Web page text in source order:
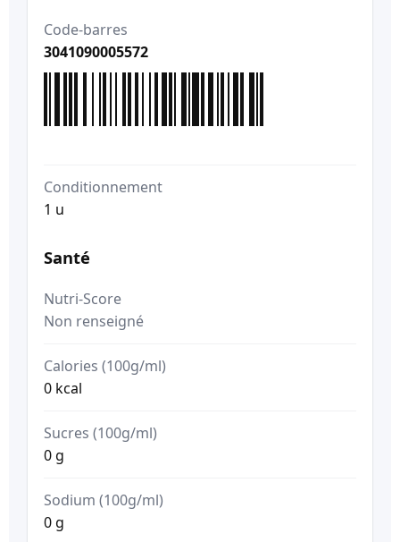
Code-barres
3041090005572
Conditionnement
1 u
Santé
Nutri-Score
Non renseigné
Calories (100g/ml)
0 kcal
Sucres (100g/ml)
0 g
Sodium (100g/ml)
0 g